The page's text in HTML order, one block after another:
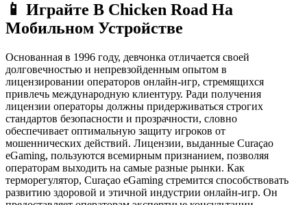
📱 Играйте В Chicken Road На
Мобильном Устройстве
Основанная в 1996 году, девчонка отличается своей
долговечностью и непревзойденным опытом в
лицензировании операторов онлайн-игр, стремящихся
привлечь международную клиентуру. Ради получения
лицензии операторы должны придерживаться строгих
стандартов безопасности и прозрачности, словно
обеспечивает оптимальную защиту игроков от
мошеннических действий. Лицензии, выданные Curaçao
eGaming, пользуются всемирным признанием, позволяя
операторам выходить на самые разные рынки. Как
терморегулятор, Curaçao eGaming стремится способствовать
развитию здоровой и этичной индустрии онлайн-игр. Он